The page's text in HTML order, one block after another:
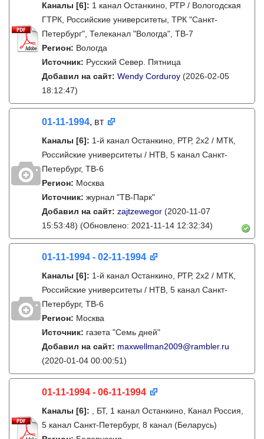
Каналы [6]: 1 канал Останкино, РТР / Вологодская
ГТРК, Российские университеты, ТРК "Санкт-
Петербург", Телеканал "Вологда", ТВ-7
Регион: Вологда
Источник: Русский Север. Пятница
Добавил на сайт: Wendy Corduroy (2026-02-05
18:12:47)
01-11-1994, вт
Каналы [6]: 1-й канал Останкино, РТР, 2х2 / МТК,
Российские университеты / НТВ, 5 канал Санкт-
Петербург, ТВ-6
Регион: Москва
Источник: журнал "ТВ-Парк"
Добавил на сайт: zajtzewegor (2020-11-07
15:53:48) (Обновлено: 2021-11-14 12:32:34)
01-11-1994 - 02-11-1994
Каналы [6]: 1-й канал Останкино, РТР, 2х2 / МТК,
Российские университеты / НТВ, 5 канал Санкт-
Петербург, ТВ-6
Регион: Москва
Источник: газета "Семь дней"
Добавил на сайт: maxwellman2009@rambler.ru
(2020-01-04 00:00:51)
01-11-1994 - 06-11-1994
Каналы [6]:
, БТ, 1 канал Останкино, Канал Россия,
5 канал Cанкт-Петербург, 8 канал (Беларусь)